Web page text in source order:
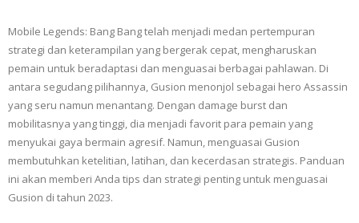
Mobile Legends: Bang Bang telah menjadi medan pertempuran
strategi dan keterampilan yang bergerak cepat, mengharuskan
pemain untuk beradaptasi dan menguasai berbagai pahlawan. Di
antara segudang pilihannya, Gusion menonjol sebagai hero Assassin
yang seru namun menantang. Dengan damage burst dan
mobilitasnya yang tinggi, dia menjadi favorit para pemain yang
menyukai gaya bermain agresif. Namun, menguasai Gusion
membutuhkan ketelitian, latihan, dan kecerdasan strategis. Panduan
ini akan memberi Anda tips dan strategi penting untuk menguasai
Gusion di tahun 2023.